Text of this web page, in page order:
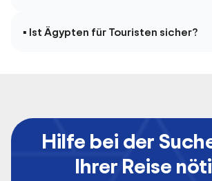
▪ Ist Ägypten für Touristen sicher?
Hilfe bei der
Ihrer Reise